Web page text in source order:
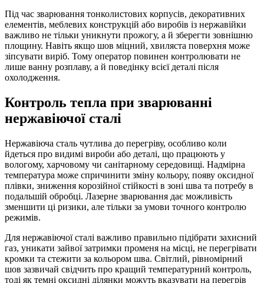
Під час зварювання тонколистових корпусів, декоративних
елементів, меблевих конструкцій або виробів із нержавійки
важливо не тільки уникнути прожогу, а й зберегти зовнішню
площину. Навіть якщо шов міцний, хвиляста поверхня може
зіпсувати виріб. Тому оператор повинен контролювати не
лише ванну розплаву, а й поведінку всієї деталі після
охолодження.
Контроль тепла при зварюванні
нержавіючої сталі
Нержавіюча сталь чутлива до перегріву, особливо коли
йдеться про видимі вироби або деталі, що працюють у
вологому, харчовому чи санітарному середовищі. Надмірна
температура може спричинити зміну кольору, появу оксидної
плівки, зниження корозійної стійкості в зоні шва та потребу в
подальшій обробці. Лазерне зварювання дає можливість
зменшити ці ризики, але тільки за умови точного контролю
режимів.
Для нержавіючої сталі важливо правильно підібрати захисний
газ, уникати зайвої затримки променя на місці, не перегрівати
кромки та стежити за кольором шва. Світлий, рівномірний
шов зазвичай свідчить про кращий температурний контроль,
тоді як темні оксидні ділянки можуть вказувати на перегрів